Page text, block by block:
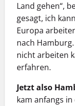
Land gehen“,
gesagt, ich
Europa
nach
nicht arbeiten
erfahren.
Jetzt also
kam anfangs